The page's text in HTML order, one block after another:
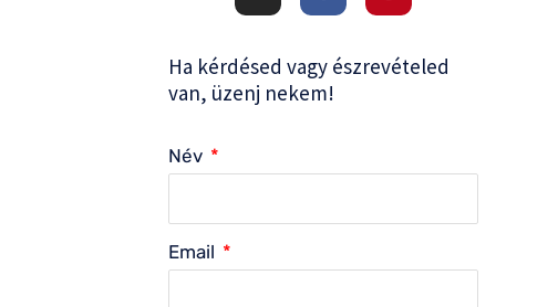
t
r
a
m
e
o
k
-
t
e
s
Ha kérdésed vagy észrevételed
van, üzenj nekem!
Név
Email